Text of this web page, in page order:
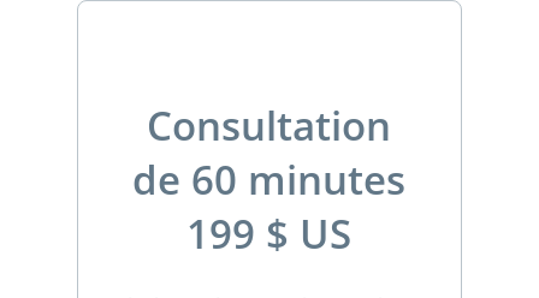
Consultation
de 60 minutes
199 $ US